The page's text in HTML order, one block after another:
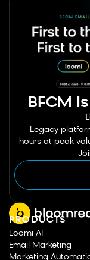
BFCM
Legacy
hours at peak
PRODUCTS
Loomi AI
Email Marketing
Marketing